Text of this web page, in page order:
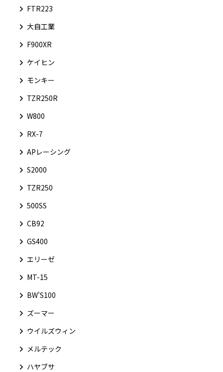
FTR223
大自工業
F900XR
ケイヒン
モンキー
TZR250R
W800
RX-7
APレーシング
S2000
TZR250
500SS
CB92
GS400
エリーゼ
MT-15
BW'S100
ズーマー
ウイルズウィン
メルテック
ハヤブサ